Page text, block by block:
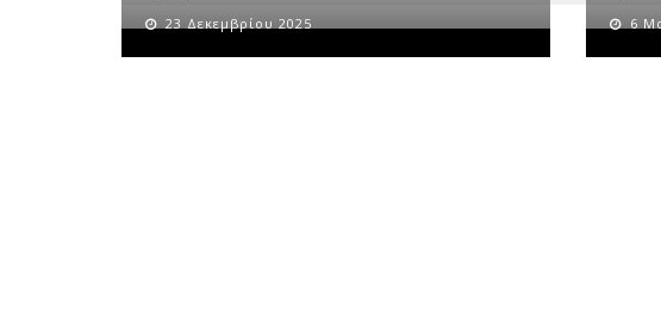
23 Δεκεμβρίου 2025 6